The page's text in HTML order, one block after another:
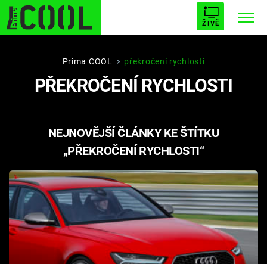
ŽIVĚ
STARHOUSE BUFFY, PŘEMOŽITELKA UPÍRŮ
ESCAPE PLNEJ KOTEL AVENGERS 5
Témata
Filmy
Seriály
Prima COOL překročení rychlosti
PŘEKROČENÍ RYCHLOSTI
NEJNOVĚJŠÍ ČLÁNKY KE ŠTÍTKU
„PŘEKROČENÍ RYCHLOSTI“